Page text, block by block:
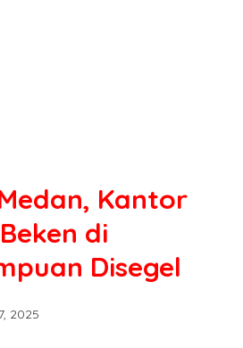
Kantor
di
Disegel
2025